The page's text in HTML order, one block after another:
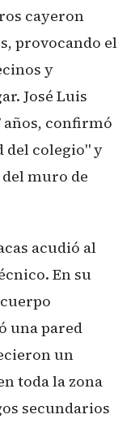
cayeron
provocando el
y
José Luis
años, confirmó
del colegio" y
muro de
acudió al
En su
una pared
un
toda la zona
secundarios